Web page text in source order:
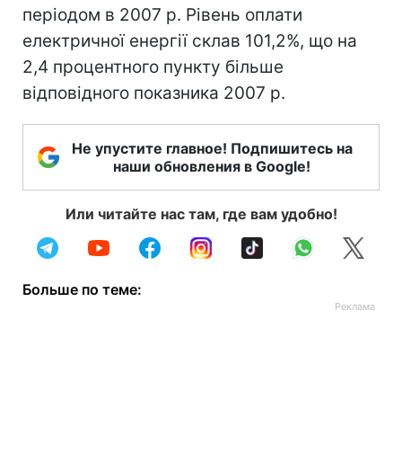
періодом в 2007 р. Рівень оплати
електричної енергії склав 101,2%, що на
2,4 процентного пункту більше
відповідного показника 2007 р.
Не упустите главное! Подпишитесь на
наши обновления в Google!
Или читайте нас там, где вам удобно!
Больше по теме: